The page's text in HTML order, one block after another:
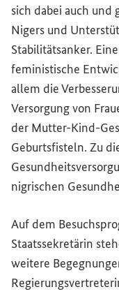
sich dabei auch und
Nigers und
Stabilitätsanker.
feministische
allem die
Versorgung von
der Mutter-Kind-
Geburtsfisteln. Zu
nigrischen
Auf dem
Staatssekretärin
weitere